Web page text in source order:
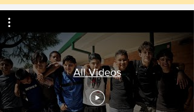
All Videos